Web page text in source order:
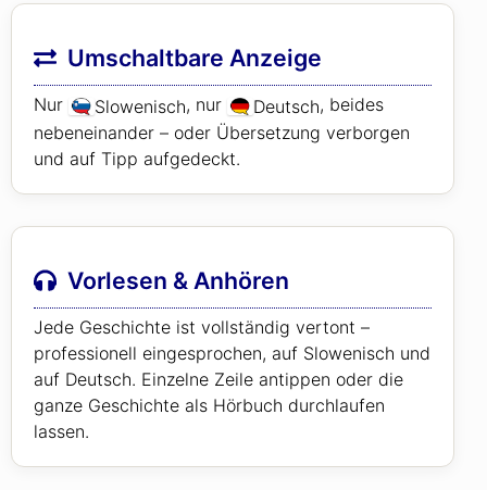
Umschaltbare Anzeige
Nur Slowenisch, nur Deutsch, beides
nebeneinander – oder Übersetzung verborgen
und auf Tipp aufgedeckt.
Vorlesen & Anhören
Jede Geschichte ist vollständig vertont –
professionell eingesprochen, auf Slowenisch und
auf Deutsch. Einzelne Zeile antippen oder die
ganze Geschichte als Hörbuch durchlaufen
lassen.